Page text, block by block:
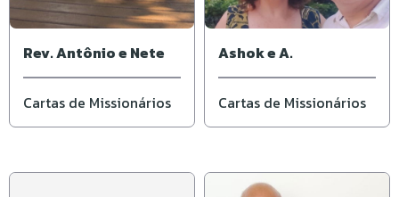
Rev. Antônio e Nete
Cartas de Missionários
Ashok e A.
Cartas de Missionários